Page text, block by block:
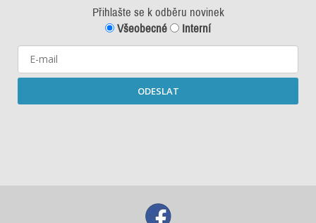
Přihlašte se k odběru novinek
Všeobecné
Interní
ODESLAT